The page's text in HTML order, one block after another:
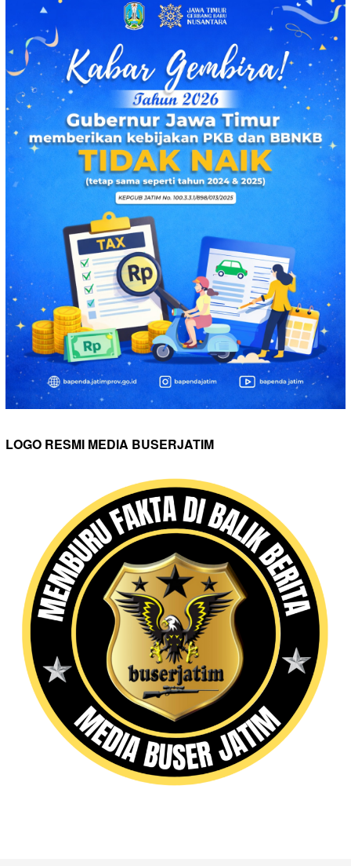
LOGO RESMI MEDIA BUSERJATIM